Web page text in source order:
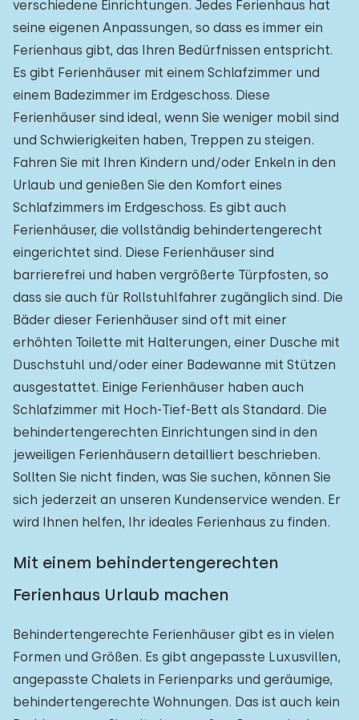
verschiedene Einrichtungen. Jedes Ferienhaus hat
seine eigenen Anpassungen, so dass es immer ein
Ferienhaus gibt, das Ihren Bedürfnissen entspricht.
Es gibt Ferienhäuser mit einem Schlafzimmer und
einem Badezimmer im Erdgeschoss. Diese
Ferienhäuser sind ideal, wenn Sie weniger mobil sind
und Schwierigkeiten haben, Treppen zu steigen.
Fahren Sie mit Ihren Kindern und/oder Enkeln in den
Urlaub und genießen Sie den Komfort eines
Schlafzimmers im Erdgeschoss. Es gibt auch
Ferienhäuser, die vollständig behindertengerecht
eingerichtet sind. Diese Ferienhäuser sind
barrierefrei und haben vergrößerte Türpfosten, so
dass sie auch für Rollstuhlfahrer zugänglich sind. Die
Bäder dieser Ferienhäuser sind oft mit einer
erhöhten Toilette mit Halterungen, einer Dusche mit
Duschstuhl und/oder einer Badewanne mit Stützen
ausgestattet. Einige Ferienhäuser haben auch
Schlafzimmer mit Hoch-Tief-Bett als Standard. Die
behindertengerechten Einrichtungen sind in den
jeweiligen Ferienhäusern detailliert beschrieben.
Sollten Sie nicht finden, was Sie suchen, können Sie
sich jederzeit an unseren Kundenservice wenden. Er
wird Ihnen helfen, Ihr ideales Ferienhaus zu finden.
Mit einem behindertengerechten
Ferienhaus Urlaub machen
Behindertengerechte Ferienhäuser gibt es in vielen
Formen und Größen. Es gibt angepasste Luxusvillen,
angepasste Chalets in Ferienparks und geräumige,
behindertengerechte Wohnungen. Das ist auch kein